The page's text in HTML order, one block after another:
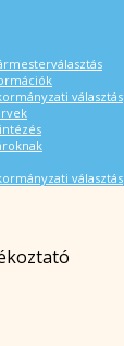
választás
választás